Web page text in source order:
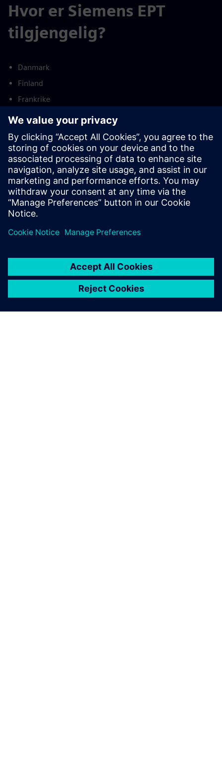
Hvor er Siemens EPT
tilgjengelig?
Danmark
Finland
Frankrike
Nederland
Sverige
Storbritannia
Tyskland
USA
Østerrike